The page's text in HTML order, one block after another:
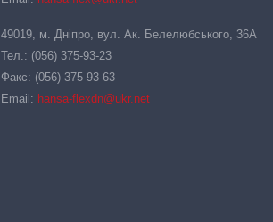
49019, м. Дніпро, вул. Ак. Белелюбського, 36А
Тел.: (056) 375-93-23
Факс: (056) 375-93-63
Email: hansa-flexdn@ukr.net